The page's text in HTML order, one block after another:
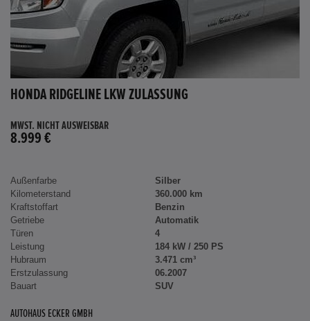
HONDA RIDGELINE LKW ZULASSUNG
MWST. NICHT AUSWEISBAR
8.999 €
Außenfarbe
Silber
Kilometerstand
360.000 km
Kraftstoffart
Benzin
Getriebe
Automatik
Türen
4
Leistung
184 kW / 250 PS
Hubraum
3.471 cm³
Erstzulassung
06.2007
Bauart
SUV
AUTOHAUS ECKER GMBH